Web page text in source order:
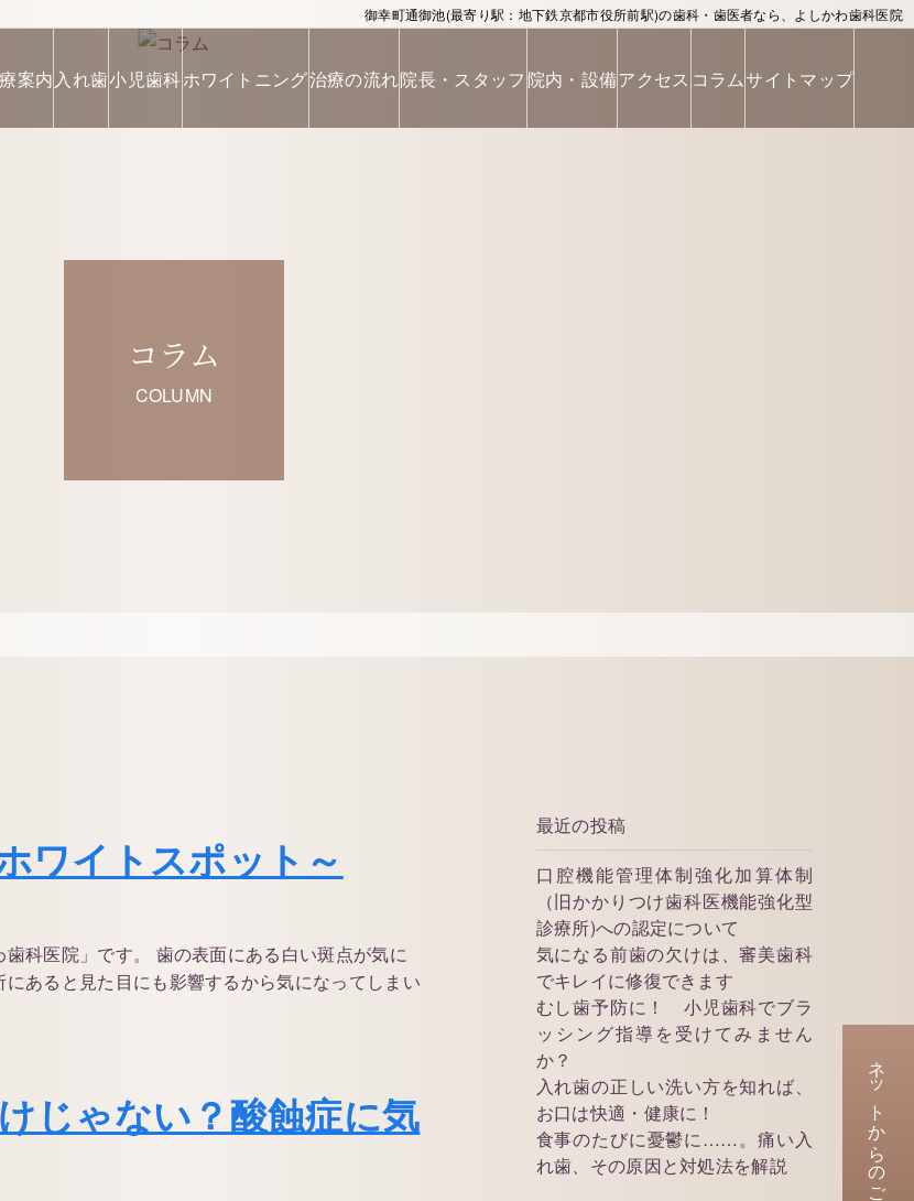
御幸町通御池(最寄り駅：地下鉄京都市役所前駅)の歯科・歯医者なら、よしかわ歯科医院
案内 入れ歯小児歯科ホワイトニング治療の流れ院長・スタッフ 院内・設備アクセス コラムサイトマップ
ネットからのご予約
コラム
COLUMN
ワイトスポット～
科医院」です。 歯の表面にある白い斑点が気に
あると見た目にも影響するから気になってしまい
じゃない？酸蝕症に気
最近の投稿
口腔機能管理体制強化加算体制
（旧かかりつけ歯科医機能強化型
診療所)への認定について
気になる前歯の欠けは、審美歯科
でキレイに修復できます
むし歯予防に！ 小児歯科でブラ
ッシング指導を受けてみません
か？
入れ歯の正しい洗い方を知れば、
お口は快適・健康に！
食事のたびに憂鬱に……。痛い入
れ歯、その原因と対処法を解説